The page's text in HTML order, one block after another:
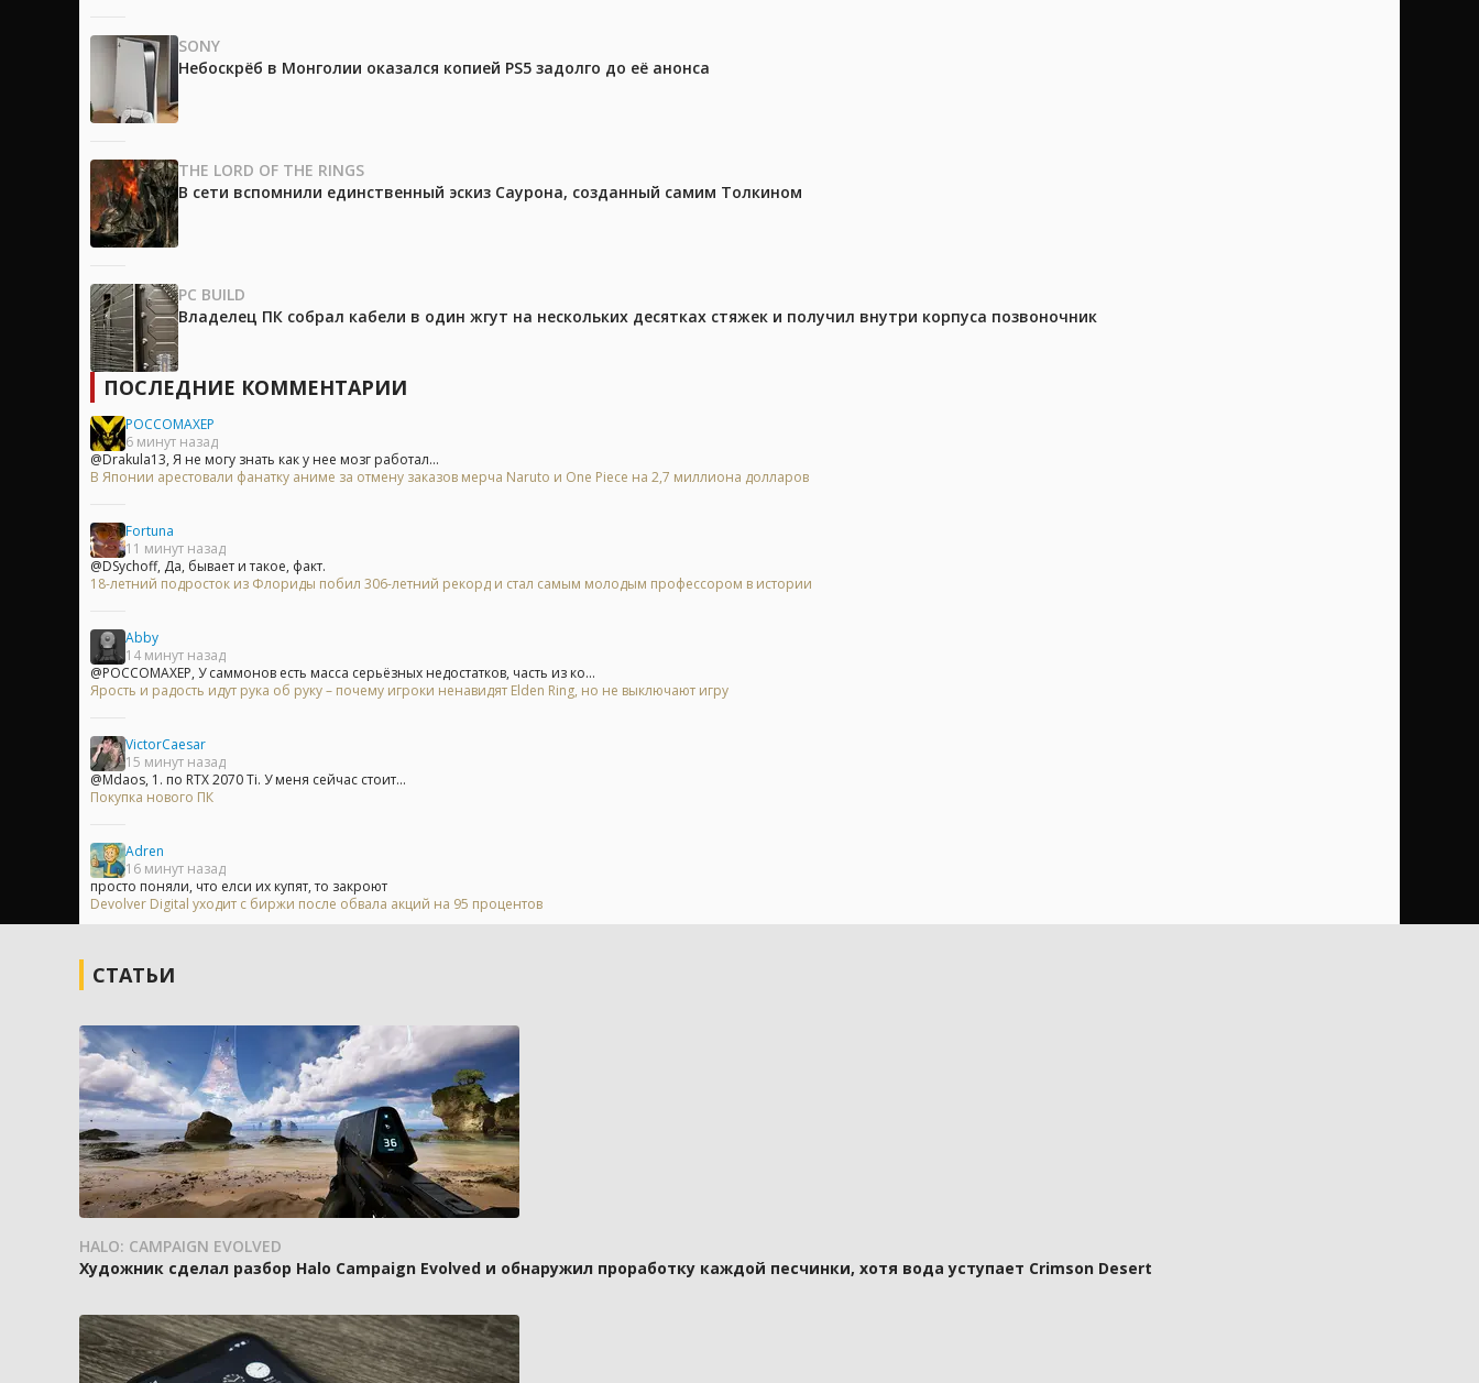
SONY
Небоскрёб в Монголии оказался копией PS5 задолго до её анонса
THE LORD OF THE RINGS
В сети вспомнили единственный эскиз Саурона, созданный самим Толкином
PC BUILD
Владелец ПК собрал кабели в один жгут на нескольких десятках стяжек и получил внутри корпуса позвоночник
ПОСЛЕДНИЕ КОММЕНТАРИИ
POCCOMAXEP
6 минут назад
@Drakula13, Я не могу знать как у нее мозг работал...
В Японии арестовали фанатку аниме за отмену заказов мерча Naruto и One Piece на 2,7 миллиона долларов
Fortuna
11 минут назад
@DSychoff, Да, бывает и такое, факт.
18-летний подросток из Флориды побил 306-летний рекорд и стал самым молодым профессором в истории
Abby
14 минут назад
@POCCOMAXEP, У саммонов есть масса серьёзных недостатков, часть из ко...
Ярость и радость идут рука об руку – почему игроки ненавидят Elden Ring, но не выключают игру
VictorCaesar
15 минут назад
@Mdaos, 1. по RTX 2070 Ti. У меня сейчас стоит...
Покупка нового ПК
Adren
16 минут назад
просто поняли, что елси их купят, то закроют
Devolver Digital уходит с биржи после обвала акций на 95 процентов
СТАТЬИ
HALO: CAMPAIGN EVOLVED
Художник сделал разбор Halo Campaign Evolved и обнаружил проработку каждой песчинки, хотя вода уступает Crimson Desert